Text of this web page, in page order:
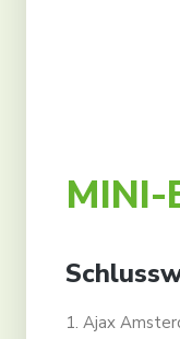
MINI-
1. Ajax